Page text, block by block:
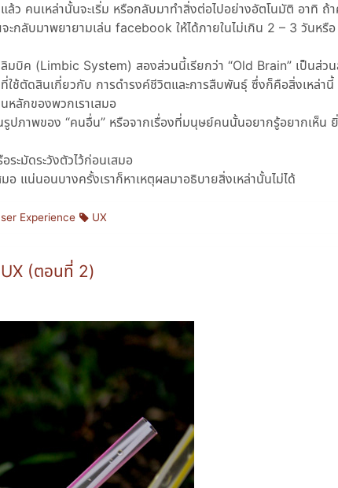
ว คนเหล่านั้นจะเริ่ม หรือกลับมาทำสิ่งต่อไปอย่างอัตโนมัติ อาทิ ถ้
ลับมาพยายามเล่น facebook ให้ได้ภายในไม่เกิน 2 – 3 วันหรื
บิค (Limbic System) สองส่วนนี้เรียกว่า “Old Brain” เป็นส่ว
ใช้ตัดสินเกี่ยวกับ การดำรงค์ชีวิตและการสืบพันธุ์ ซึ่งก็คือสิ่งเหล่านี้
หลักของพวกเราเสมอ
ปภาพของ “คนอื่น” หรือจากเรื่องที่มนุษย์คนนั้นอยากรู้อยากเห็น
ะมัดระวังตัวไว้ก่อนเสมอ
อ แน่นอนบางครั้งเราก็หาเหตุผลมาอธิบายสิ่งเหล่านั้นไม่ได้
Experience UX
(ตอนที่ 2)